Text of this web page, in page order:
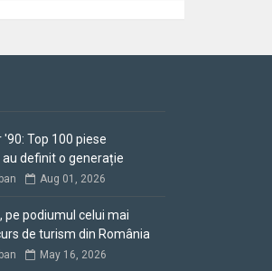
'90: Top 100 piese
au definit o generație
Aug 01, 2026
pe podiumul celui mai
de turism din România
May 16, 2026